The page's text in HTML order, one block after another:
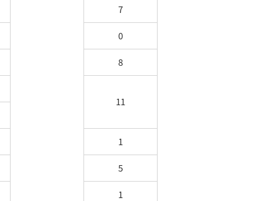
7
0
8
11
1
5
1